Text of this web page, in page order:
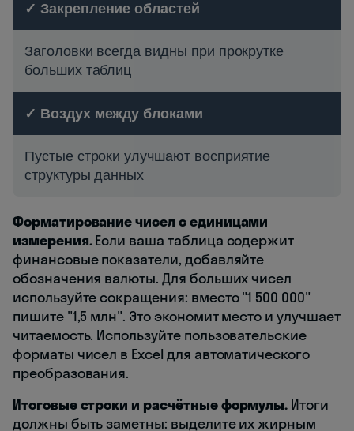
✓ Закрепление областей
Заголовки всегда видны при прокрутке
больших таблиц
✓ Воздух между блоками
Пустые строки улучшают восприятие
структуры данных
Форматирование чисел с единицами
измерения.Если ваша таблица содержит
финансовые показатели, добавляйте
обозначения валюты. Для больших чисел
используйте сокращения: вместо "1 500 000"
пишите "1,5 млн". Это экономит место и улучшает
читаемость. Используйте пользовательские
форматы чисел в Excel для автоматического
преобразования.
Итоговые строки и расчётные формулы. Итоги
должны быть заметны: выделите их жирным